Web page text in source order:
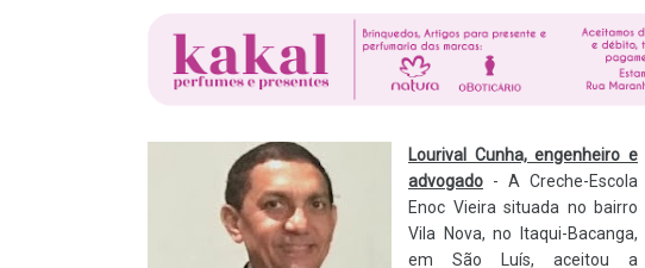
Lourival Cunha, engenheiro e
advogado - A Creche-Escola
Enoc Vieira situada no bairro
Vila Nova, no Itaqui-Bacanga,
em São Luís, aceitou a